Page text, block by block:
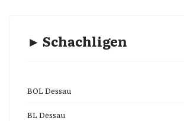
► Schachligen
BOL Dessau
BL Dessau